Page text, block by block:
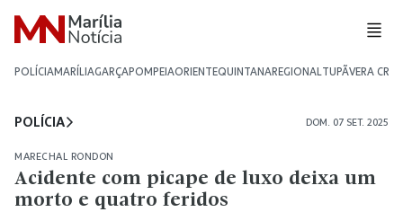
POLÍCIAMARÍLIAGARÇAPOMPEIAORIENTEQUINTANAREGIONALTUPÃVERA CRUZ
POLÍCIA DOM. 07 SET. 2025
MARECHAL RONDON
Acidente com picape de luxo deixa um
morto e quatro feridos